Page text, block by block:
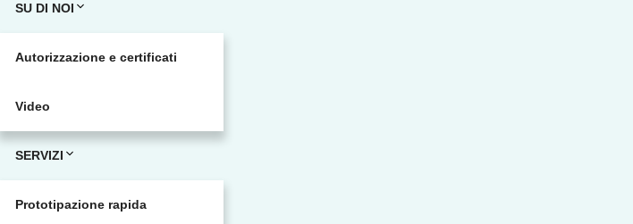
SU DI NOI
Autorizzazione e certificati
Video
SERVIZI
Prototipazione rapida